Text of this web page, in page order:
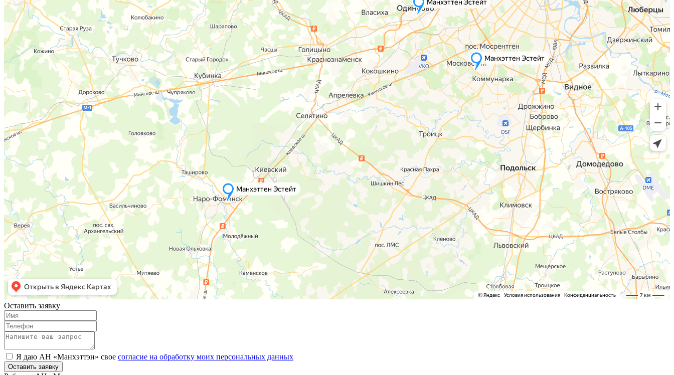
Оставить заявку
Я даю АН «Манхэттэн» свое согласие на обработку моих персональных данных
Оставить заявку